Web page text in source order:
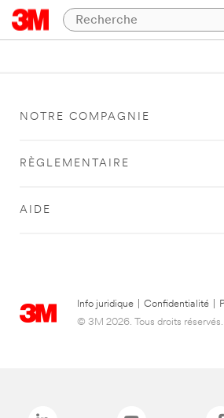
NOTRE COMPAGNIE
RÈGLEMENTAIRE
AIDE
Info juridique Confidentialité
© 3M 2026. Tous droits réservés.